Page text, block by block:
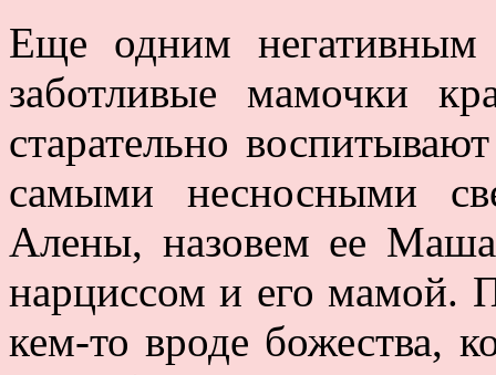
Еще одним негативным
заботливые мамочки
старательно
самыми несносными
Алены, назовем ее
нарциссом и его мамой.
кем-то вроде божества,